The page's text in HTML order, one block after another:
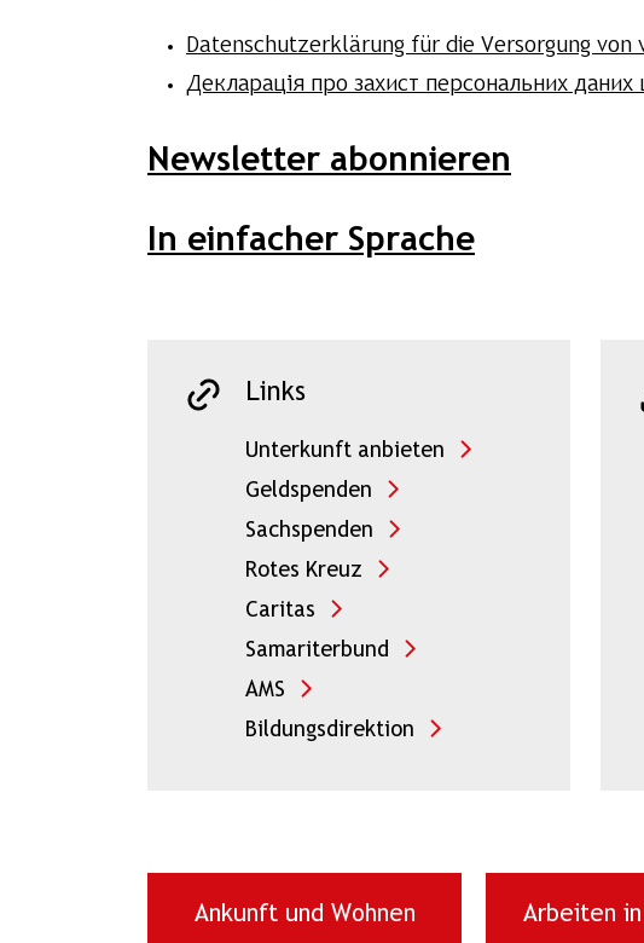
Datenschutzerklärung für die Versorgung
Декларація про захист персональних
Newsletter abonnieren
In einfacher Sprache
Links
Unterkunft anbieten
Geldspenden
Sachspenden
Rotes Kreuz
Caritas
Samariterbund
AMS
Bildungsdirektion
Ankunft und Wohnen Arbeiten